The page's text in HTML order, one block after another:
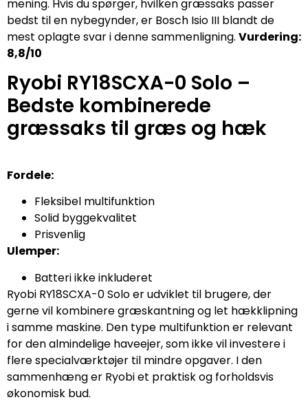
mening. Hvis du spørger, hvilken græssaks passer
bedst til en nybegynder, er Bosch Isio III blandt de
mest oplagte svar i denne sammenligning. Vurdering:
8,8/10
Ryobi RY18SCXA-0 Solo –
Bedste kombinerede
græssaks til græs og hæk
Fordele:
Fleksibel multifunktion
Solid byggekvalitet
Prisvenlig
Ulemper:
Batteri ikke inkluderet
Ryobi RY18SCXA-0 Solo er udviklet til brugere, der
gerne vil kombinere græskantning og let hækklipning
i samme maskine. Den type multifunktion er relevant
for den almindelige haveejer, som ikke vil investere i
flere specialværktøjer til mindre opgaver. I den
sammenhæng er Ryobi et praktisk og forholdsvis
økonomisk bud.